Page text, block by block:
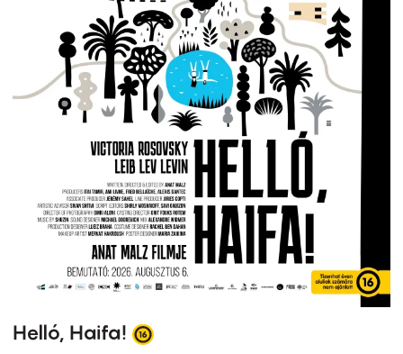
Helló, Haifa!